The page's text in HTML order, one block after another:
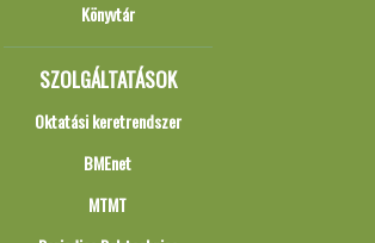
Könyvtár
SZOLGÁLTATÁSOK
Oktatási keretrendszer
BMEnet
MTMT